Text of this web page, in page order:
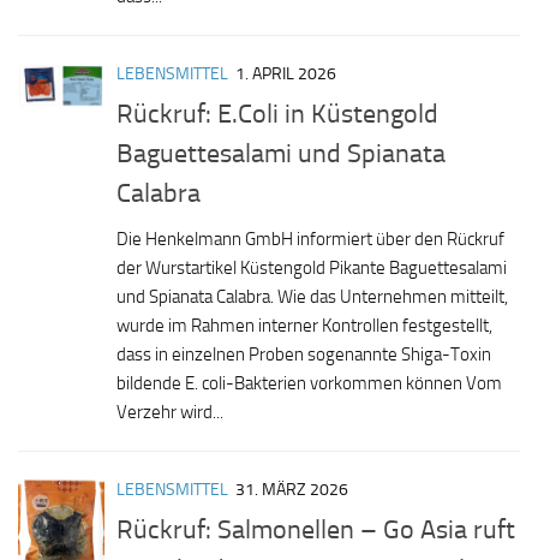
LEBENSMITTEL 1. APRIL 2026
Rückruf: E.Coli in Küstengold
Baguettesalami und Spianata
Calabra
Die Henkelmann GmbH informiert über den Rückruf
der Wurstartikel Küstengold Pikante Baguettesalami
und Spianata Calabra. Wie das Unternehmen mitteilt,
wurde im Rahmen interner Kontrollen festgestellt,
dass in einzelnen Proben sogenannte Shiga-Toxin
bildende E. coli-Bakterien vorkommen können Vom
Verzehr wird...
LEBENSMITTEL 31. MÄRZ 2026
Rückruf: Salmonellen – Go Asia ruft